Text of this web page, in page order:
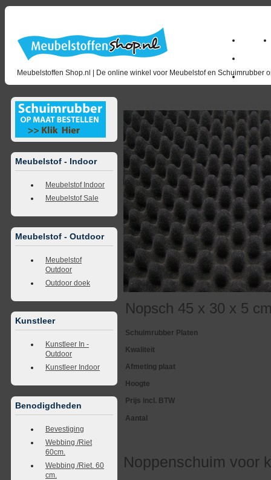
Meubelstoffen Shop.nl | De online winkel voor Meubelstof en Schuimrubber
Home
Meubelstof - Indoor
Meubelstof Indoor
Meubelstof Sale
Meubelstof - Outdoor
Meubelstof
Outdoor
Outdoor doek
Kunstleer
Kunstleer In -
Outdoor
Kunstleer Indoor
Benodigdheden
Bevestiging
Webbing /Riet
60cm.
Webbing /Riet. 60
cm.
Nopsch 45 x 30 x 5
Schuimrubber Platen
Kwaliteit
Afmeting plaat
Hoogte
Prijs incl. BTW
Aantal
Noppenschuim voor